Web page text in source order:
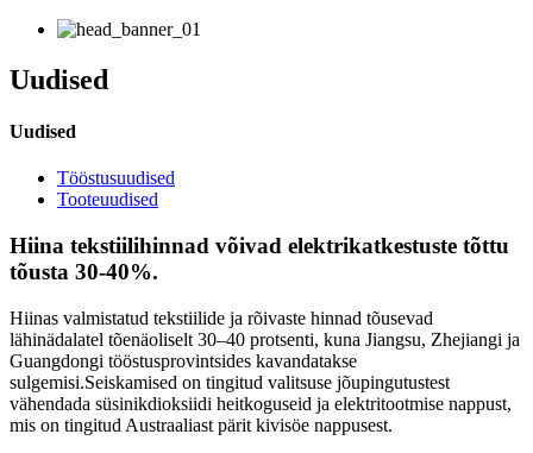
Uudised
Uudised
Tööstusuudised
Tooteuudised
Hiina tekstiilihinnad võivad elektrikatkestuste tõttu
tõusta 30-40%.
Hiinas valmistatud tekstiilide ja rõivaste hinnad tõusevad
lähinädalatel tõenäoliselt 30–40 protsenti, kuna Jiangsu, Zhejiangi ja
Guangdongi tööstusprovintsides kavandatakse
sulgemisi.Seiskamised on tingitud valitsuse jõupingutustest
vähendada süsinikdioksiidi heitkoguseid ja elektritootmise nappust,
mis on tingitud Austraaliast pärit kivisöe nappusest.